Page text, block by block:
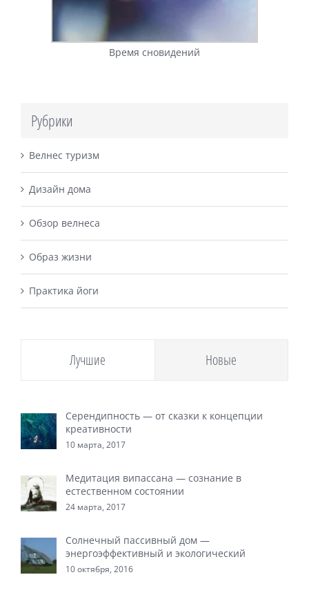
Время сновидений
Рубрики
Велнес туризм
Дизайн дома
Обзор велнеса
Образ жизни
Практика йоги
Лучшие Новые
Серендипность — от сказки к концепции
креативности
10 марта, 2017
Медитация випассана — сознание в
естественном состоянии
24 марта, 2017
Солнечный пассивный дом —
энергоэффективный и экологический
10 октября, 2016